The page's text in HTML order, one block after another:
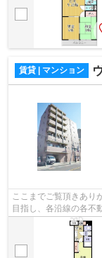
賃貸 | マンション
ここまでご覧頂きあり
目指し、各沿線の各不
様へ提供しております